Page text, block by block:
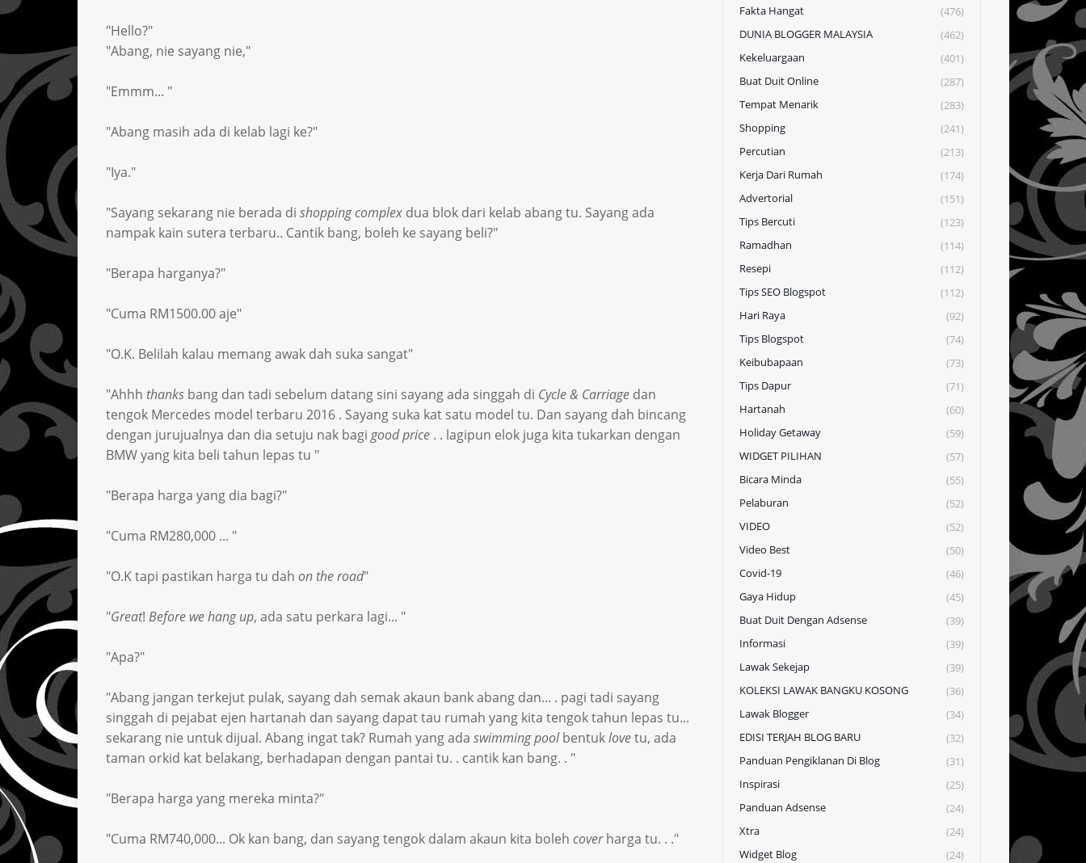
"Hello?"
"Abang, nie sayang nie,"
"Emmm... "
"Abang masih ada di kelab lagi ke?"
"Iya."
"Sayang sekarang nie berada di shopping complexdua blok dari kelab abang tu. Sayang ada
nampak kain sutera terbaru.. Cantik bang, boleh ke sayang beli?"
"Berapa harganya?"
"Cuma RM1500.00 aje"
"O.K. Belilah kalau memang awak dah suka sangat"
"Ahhh thanksbang dan tadi sebelum datang sini sayang ada singgah di Cycle & Carriagedan
tengok Mercedes model terbaru 2016 . Sayang suka kat satu model tu. Dan sayang dah bincang
dengan jurujualnya dan dia setuju nak bagi good price. . lagipun elok juga kita tukarkan dengan
BMW yang kita beli tahun lepas tu "
"Berapa harga yang dia bagi?"
"Cuma RM280,000 ... "
"O.K tapi pastikan harga tu dah on the road"
"Great! Before we hang up, ada satu perkara lagi... "
"Apa?"
"Abang jangan terkejut pulak, sayang dah semak akaun bank abang dan... . pagi tadi sayang
singgah di pejabat ejen hartanah dan sayang dapat tau rumah yang kita tengok tahun lepas tu...
sekarang nie untuk dijual. Abang ingat tak? Rumah yang ada swimming poolbentuklovetu, ada
taman orkid kat belakang, berhadapan dengan pantai tu. . cantik kan bang. . "
"Berapa harga yang mereka minta?"
"Cuma RM740,000... Ok kan bang, dan sayang tengok dalam akaun kita boleh coverharga tu. . ."
Fakta Hangat
(476)
DUNIA BLOGGER MALAYSIA
(462)
Kekeluargaan
(401)
Buat Duit Online
(287)
Tempat Menarik
(283)
Shopping
(241)
Percutian
(213)
Kerja Dari Rumah
(174)
Advertorial
(151)
Tips Bercuti
(123)
Ramadhan
(114)
Resepi
(112)
Tips SEO Blogspot
(112)
Hari Raya
(92)
Tips Blogspot
(74)
Keibubapaan
(73)
Tips Dapur
(71)
Hartanah
(60)
Holiday Getaway
(59)
WIDGET PILIHAN
(57)
Bicara Minda
(55)
Pelaburan
(52)
VIDEO
(52)
Video Best
(50)
Covid-19
(46)
Gaya Hidup
(45)
Buat Duit Dengan Adsense
(39)
Informasi
(39)
Lawak Sekejap
(39)
KOLEKSI LAWAK BANGKU KOSONG
(36)
Lawak Blogger
(34)
EDISI TERJAH BLOG BARU
(32)
Panduan Pengiklanan Di Blog
(31)
Inspirasi
(25)
Panduan Adsense
(24)
Xtra
(24)
Widget Blog
(24)